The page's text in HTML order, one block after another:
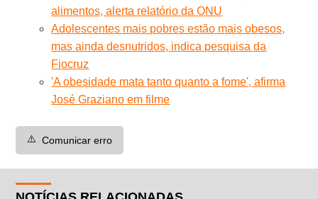
alimentos, alerta relatório da ONU
Adolescentes mais pobres estão mais obesos,
mas ainda desnutridos, indica pesquisa da
Fiocruz
'A obesidade mata tanto quanto a fome', afirma
José Graziano em filme
⚠️ Comunicar erro